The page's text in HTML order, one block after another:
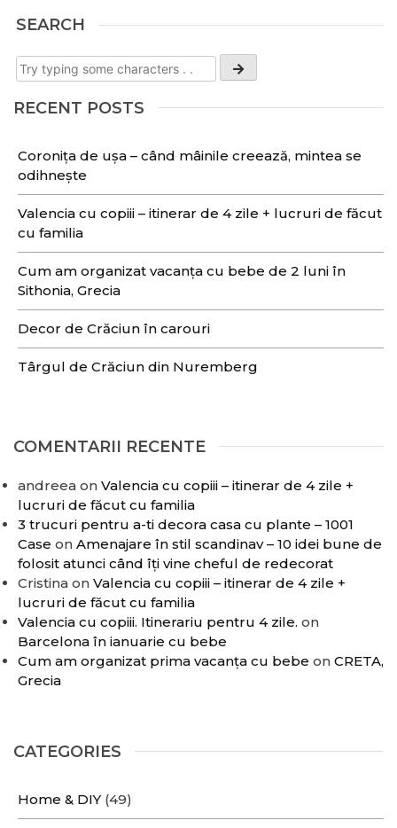
SEARCH
RECENT POSTS
Coronița de ușa – când mâinile creează, mintea se
odihnește
Valencia cu copiii – itinerar de 4 zile + lucruri de făcut
cu familia
Cum am organizat vacanța cu bebe de 2 luni în
Sithonia, Grecia
Decor de Crăciun în carouri
Târgul de Crăciun din Nuremberg
COMENTARII RECENTE
andreea on Valencia cu copiii – itinerar de 4 zile +
lucruri de făcut cu familia
3 trucuri pentru a-ti decora casa cu plante – 1001
Case on Amenajare în stil scandinav – 10 idei bune de
folosit atunci când îți vine cheful de redecorat
Cristina on Valencia cu copiii – itinerar de 4 zile +
lucruri de făcut cu familia
Valencia cu copiii. Itinerariu pentru 4 zile. on
Barcelona în ianuarie cu bebe
Cum am organizat prima vacanța cu bebe on CRETA,
Grecia
CATEGORIES
Home & DIY (49)